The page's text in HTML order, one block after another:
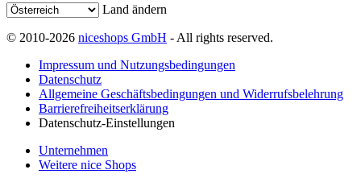
Land ändern
© 2010-2026 niceshops GmbH - All rights reserved.
Impressum und Nutzungsbedingungen
Datenschutz
Allgemeine Geschäftsbedingungen und Widerrufsbelehrung
Barrierefreiheitserklärung
Datenschutz-Einstellungen
Unternehmen
Weitere nice Shops